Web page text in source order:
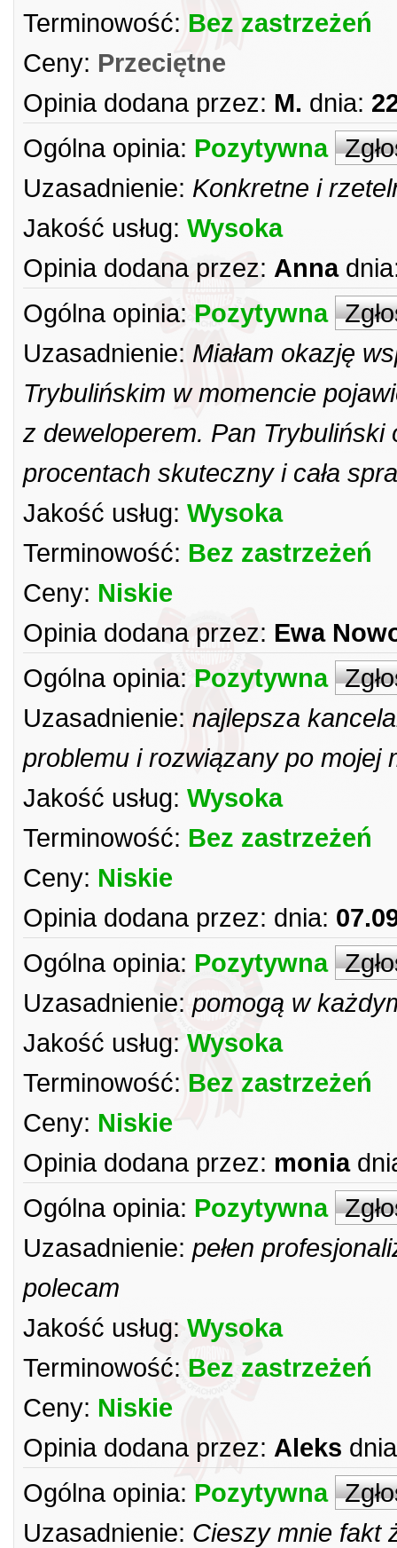
Terminowość: Bez zastrzeżeń
Ceny: Przeciętne
Opinia dodana przez: M. dnia:
Ogólna opinia: Pozytywna
Uzasadnienie: Konkretne i
Jakość usług: Wysoka
Opinia dodana przez: Anna
Ogólna opinia: Pozytywna
Uzasadnienie: Miałam okazję
Trybulińskim w momencie
z deweloperem. Pan Trybuliński
procentach skuteczny i cała
Jakość usług: Wysoka
Terminowość: Bez zastrzeżeń
Ceny: Niskie
Opinia dodana przez: Ewa
Ogólna opinia: Pozytywna
Uzasadnienie: najlepsza
problemu i rozwiązany po mojej
Jakość usług: Wysoka
Terminowość: Bez zastrzeżeń
Ceny: Niskie
Opinia dodana przez: dnia:
Ogólna opinia: Pozytywna
Uzasadnienie: pomogą w
Jakość usług: Wysoka
Terminowość: Bez zastrzeżeń
Ceny: Niskie
Opinia dodana przez: monia
Ogólna opinia: Pozytywna
Uzasadnienie: pełen
polecam
Jakość usług: Wysoka
Terminowość: Bez zastrzeżeń
Ceny: Niskie
Opinia dodana przez: Aleks
Ogólna opinia: Pozytywna
Uzasadnienie: Cieszy mnie fakt